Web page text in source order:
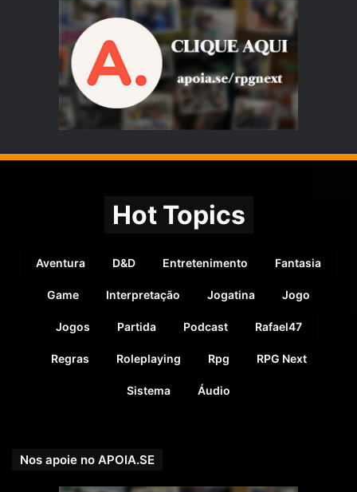
Hot Topics
Aventura D&D Entretenimento Fantasia
Game Interpretação Jogatina Jogo
Jogos Partida Podcast Rafael47
Regras Roleplaying Rpg RPG Next
Sistema Áudio
Nos apoie no APOIA.SE